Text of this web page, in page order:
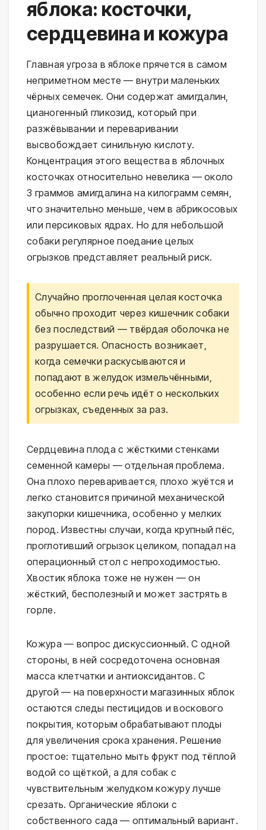
яблока: косточки,
сердцевина и кожура
Главная угроза в яблоке прячется в самом
неприметном месте — внутри маленьких
чёрных семечек. Они содержат амигдалин,
цианогенный гликозид, который при
разжёвывании и переваривании
высвобождает синильную кислоту.
Концентрация этого вещества в яблочных
косточках относительно невелика — около
3 граммов амигдалина на килограмм семян,
что значительно меньше, чем в абрикосовых
или персиковых ядрах. Но для небольшой
собаки регулярное поедание целых
огрызков представляет реальный риск.
Случайно проглоченная целая косточка
обычно проходит через кишечник собаки
без последствий — твёрдая оболочка не
разрушается. Опасность возникает,
когда семечки раскусываются и
попадают в желудок измельчёнными,
особенно если речь идёт о нескольких
огрызках, съеденных за раз.
Сердцевина плода с жёсткими стенками
семенной камеры — отдельная проблема.
Она плохо переваривается, плохо жуётся и
легко становится причиной механической
закупорки кишечника, особенно у мелких
пород. Известны случаи, когда крупный пёс,
проглотивший огрызок целиком, попадал на
операционный стол с непроходимостью.
Хвостик яблока тоже не нужен — он
жёсткий, бесполезный и может застрять в
горле.
Кожура — вопрос дискуссионный. С одной
стороны, в ней сосредоточена основная
масса клетчатки и антиоксидантов. С
другой — на поверхности магазинных яблок
остаются следы пестицидов и воскового
покрытия, которым обрабатывают плоды
для увеличения срока хранения. Решение
простое: тщательно мыть фрукт под тёплой
водой со щёткой, а для собак с
чувствительным желудком кожуру лучше
срезать. Органические яблоки с
собственного сада — оптимальный вариант.